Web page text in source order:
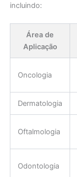
incluindo:
Área de
Aplicação
Oncologia
Dermatologia
Oftalmologia
Odontologia